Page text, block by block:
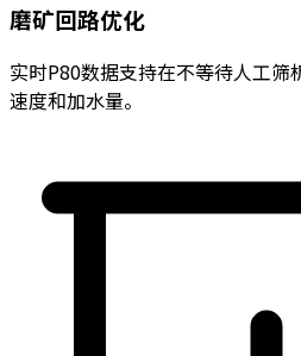
磨矿回路优化
实时P80数据支持在不等待人工筛
速度和加水量。